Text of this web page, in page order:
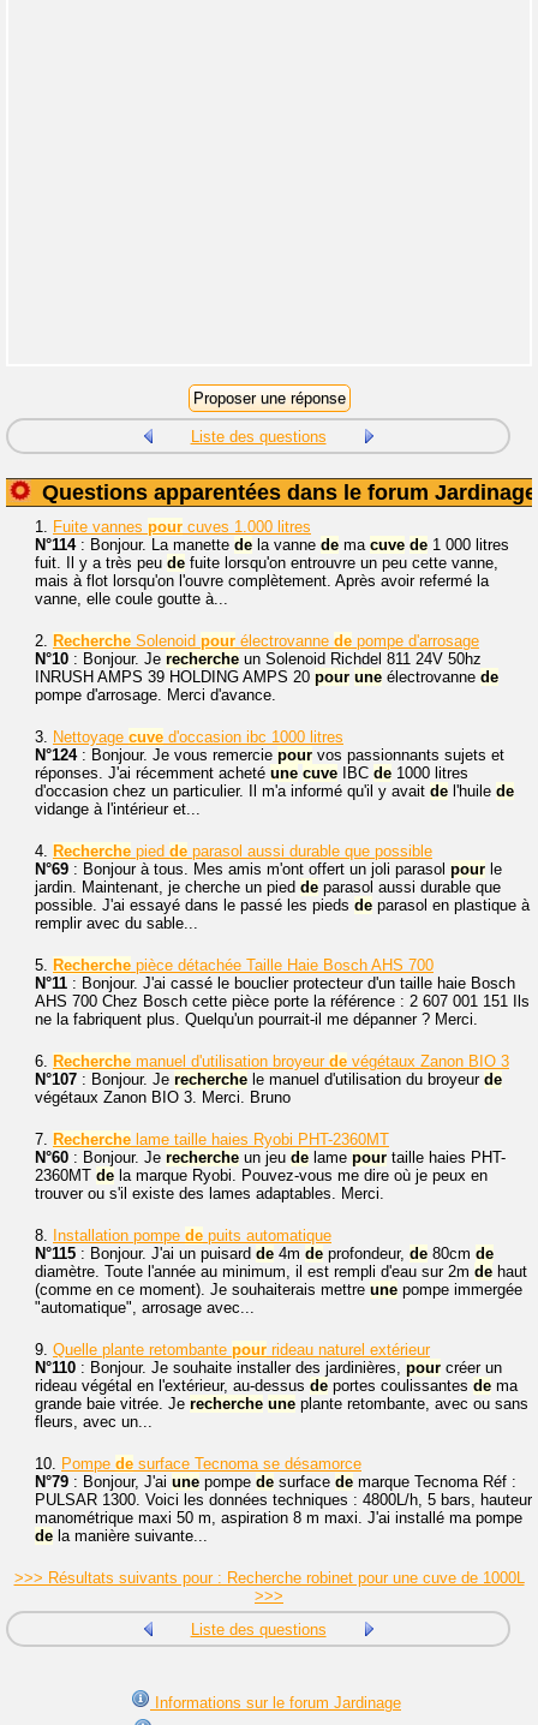
Liste des questions
Questions apparentées dans le forum Jardinage
1. Fuite vannes pour cuves 1.000 litres
N°114: Bonjour. La manette de la vanne de ma cuve de 1 000 litres
fuit. Il y a très peu de fuite lorsqu'on entrouvre un peu cette vanne,
mais à flot lorsqu'on l'ouvre complètement. Après avoir refermé la
vanne, elle coule goutte à...
2. Recherche Solenoid pour électrovanne de pompe d'arrosage
N°10 : Bonjour. Je recherche un Solenoid Richdel 811 24V 50hz
INRUSH AMPS 39 HOLDING AMPS 20 pour une électrovanne de
pompe d'arrosage. Merci d'avance.
3. Nettoyage cuve d'occasion ibc 1000 litres
N°124: Bonjour. Je vous remercie pour vos passionnants sujets et
réponses. J'ai récemment acheté une cuve IBC de 1000 litres
d'occasion chez un particulier. Il m'a informé qu'il y avait de l'huile de
vidange à l'intérieur et...
4. Recherche pied de parasol aussi durable que possible
N°69 : Bonjour à tous. Mes amis m'ont offert un joli parasol pour le
jardin. Maintenant, je cherche un pied de parasol aussi durable que
possible. J'ai essayé dans le passé les pieds de parasol en plastique à
remplir avec du sable...
5. Recherche pièce détachée Taille Haie Bosch AHS 700
N°11 : Bonjour. J'ai cassé le bouclier protecteur d'un taille haie Bosch
AHS 700 Chez Bosch cette pièce porte la référence : 2 607 001 151 Ils
ne la fabriquent plus. Quelqu'un pourrait-il me dépanner ? Merci.
6. Recherche manuel d'utilisation broyeur de végétaux Zanon BIO 3
N°107 : Bonjour. Je recherche le manuel d'utilisation du broyeur de
végétaux Zanon BIO 3. Merci. Bruno
7. Recherche lame taille haies Ryobi PHT-2360MT
N°60 : Bonjour. Je recherche un jeu de lame pour taille haies PHT-
2360MT de la marque Ryobi. Pouvez-vous me dire où je peux en
trouver ou s'il existe des lames adaptables. Merci.
8. Installation pompe de puits automatique
N°115 : Bonjour. J'ai un puisard de 4m de profondeur, de 80cm de
diamètre. Toute l'année au minimum, il est rempli d'eau sur 2m de haut
(comme en ce moment). Je souhaiterais mettre une pompe immergée
"automatique", arrosage avec...
9. Quelle plante retombante pour rideau naturel extérieur
N°110 : Bonjour. Je souhaite installer des jardinières, pour créer un
rideau végétal en l'extérieur, au-dessus de portes coulissantes de ma
grande baie vitrée. Je recherche une plante retombante, avec ou sans
fleurs, avec un...
10. Pompe de surface Tecnoma se désamorce
N°79 : Bonjour, J'ai une pompe de surface de marque Tecnoma Réf :
PULSAR 1300. Voici les données techniques : 4800L/h, 5 bars, hauteur
manométrique maxi 50 m, aspiration 8 m maxi. J'ai installé ma pompe
de la manière suivante...
>>> Résultats suivants pour : Recherche robinet pour une cuve de 1000L
>>>
Liste des questions
Informations sur le forum Jardinage